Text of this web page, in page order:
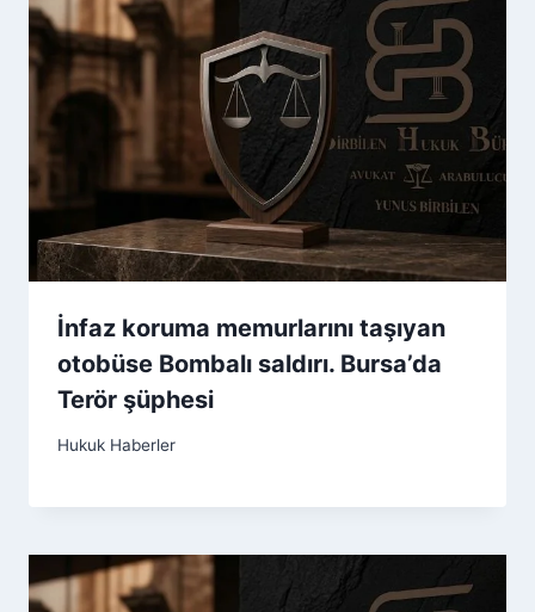
İnfaz koruma memurlarını taşıyan
otobüse Bombalı saldırı. Bursa’da
Terör şüphesi
Hukuk Haberler